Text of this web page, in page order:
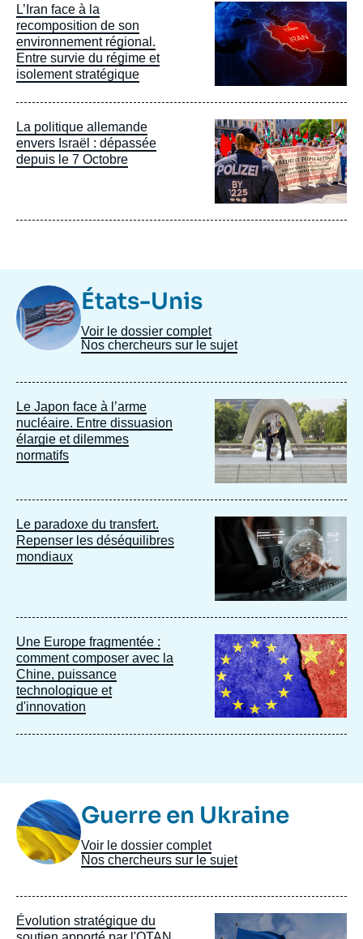
L’Iran face à la
recomposition de son
environnement régional.
Entre survie du régime et
isolement stratégique
Image
principale
La politique allemande
envers Israël : dépassée
depuis le 7 Octobre
Image
principale
Image
Taxonomie États-Unis
Voir le dossier complet
Nos chercheurs sur le sujet
Le Japon face à l’arme
nucléaire. Entre dissuasion
élargie et dilemmes
normatifs
Image
principale
Le paradoxe du transfert.
Repenser les déséquilibres
mondiaux
Image
principale
Une Europe fragmentée :
comment composer avec la
Chine, puissance
technologique et
d'innovation
Image
principale
Image
TaxonomieGuerre en Ukraine
Voir le dossier complet
Nos chercheurs sur le sujet
Évolution stratégique du
Image
principale